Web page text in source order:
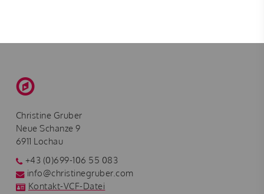
Christine Gruber
Neue Schanze 9
6911 Lochau
+43 (0)699-106 55 083
info@christinegruber.com
Kontakt-VCF-Datei